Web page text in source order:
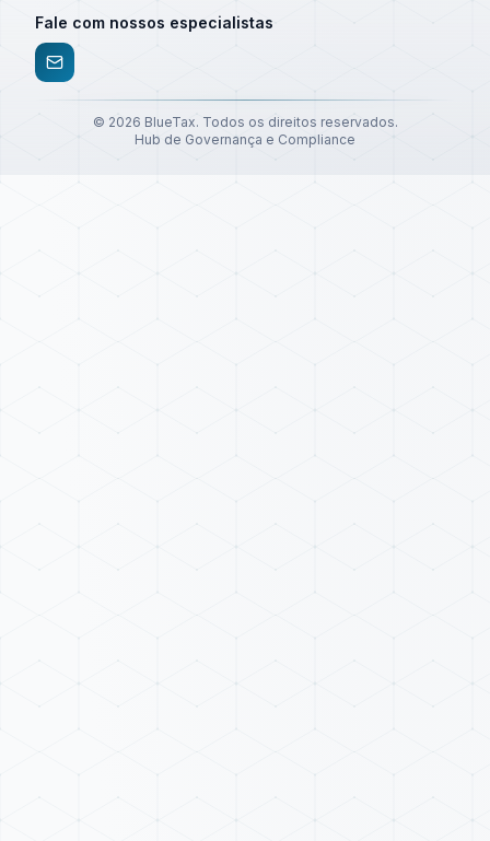
Fale com nossos especialistas
© 2026 BlueTax. Todos os direitos reservados.
Hub de Governança e Compliance